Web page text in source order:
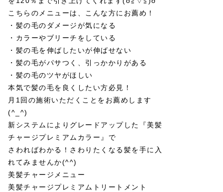
こちらのメニューは、こんな方にお薦め！
・髪の毛のダメージが気になる
・カラーやブリーチをしている
・髪の毛を伸ばしたいが伸ばせない
・髪の毛がパサつく、引っかかりがある
・髪の毛のツヤがほしい
本気で髪の毛を良くしたい方必見！
月1回の施術いただくことをお薦めします
(^_^)
新システムによりグレードアップした『美髪
チャージプレミアムカラー』で
さわればわかる！さわりたくなる髪を手に入
れてみませんか(^^)
美髪チャージメニュー
美髪チャージプレミアムトリートメント